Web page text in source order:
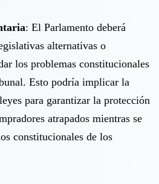
: El Parlamento deberá
alternativas o
los problemas constitucionales
Esto podría implicar la
para garantizar la protección
atrapados mientras se
constitucionales de los